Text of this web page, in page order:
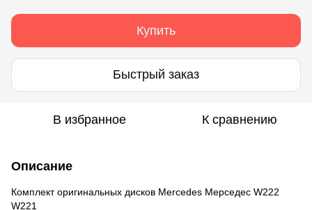
Купить
Быстрый заказ
В избранное К сравнению
Описание
Комплект оригинальных дисков Mercedes Мерседес W222
W221